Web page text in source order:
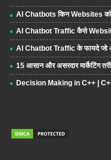
AI Chatbots किन Websites
AI Chatbot Traffic कैसे
AI Chatbot Traffic के फायदे जो
15 आसान और असरदार मार्केटिंग
Decision Making in C++ | C++